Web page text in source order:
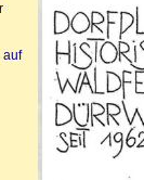
auf